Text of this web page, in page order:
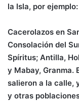
la Isla, por ejemplo:
Cacerolazos en
Consolación del
Spíritus; Antilla,
y Mabay, Granma.
salieron a la calle,
y otras